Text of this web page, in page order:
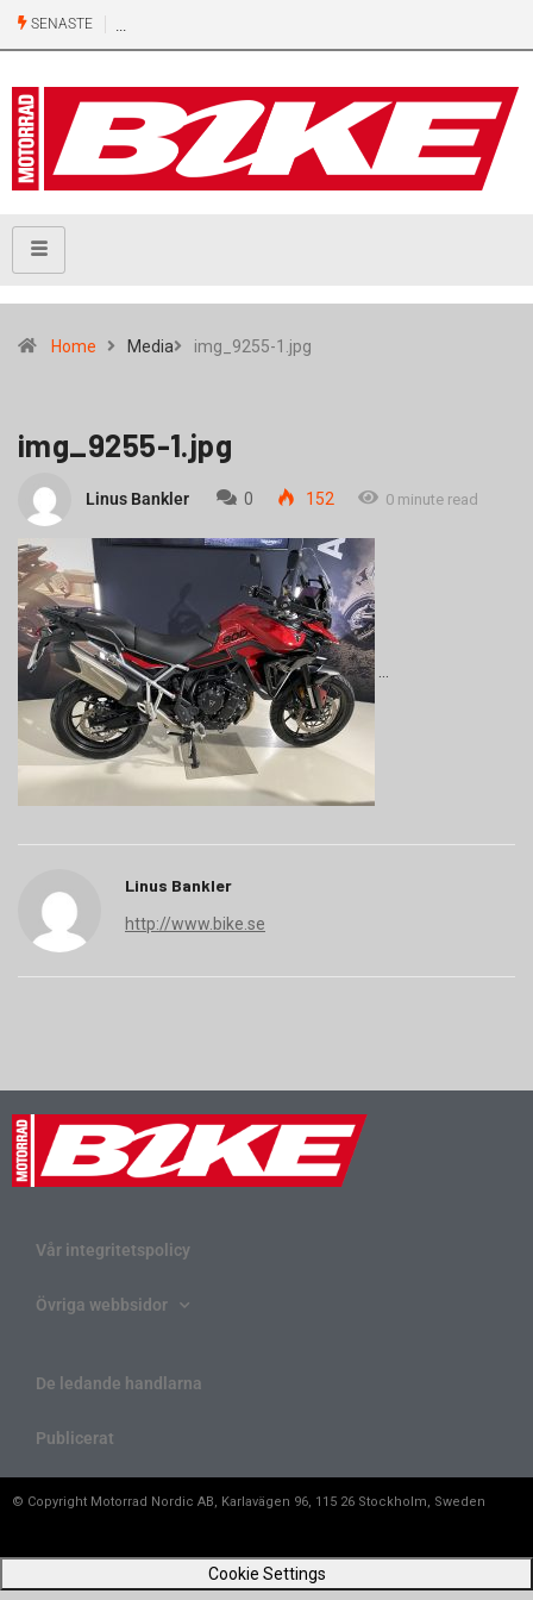
SENASTE
Home Media img_9255-1.jpg
img_9255-1.jpg
Linus Bankler 0 152 0 minute read
Linus Bankler
http://www.bike.se
Vår integritetspolicy
Övriga webbsidor
De ledande handlarna
Publicerat
© Copyright Motorrad Nordic AB, Karlavägen 96, 115 26 Stockholm, Sweden
Cookie Settings